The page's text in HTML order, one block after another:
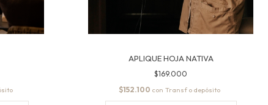
APLIQUE HOJA NATIVA
$169.000
$152.100 con